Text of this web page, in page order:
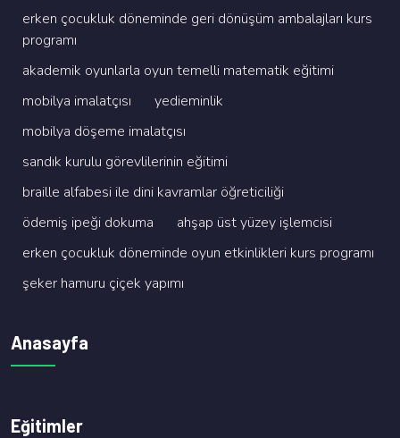
erken çocukluk dönemi̇nde geri̇ dönüşüm ambalajlari kurs
programi
akademi̇k oyunlarla oyun temelli̇ matemati̇k eği̇ti̇mi̇
mobi̇lya i̇malatçisi
yedi̇emi̇nli̇k
mobi̇lya döşeme i̇malatçisi
sandik kurulu görevli̇leri̇ni̇n eği̇ti̇mi̇
brai̇lle alfabesi̇ i̇le di̇ni̇ kavramlar öğreti̇ci̇li̇ği̇
ödemi̇ş i̇peği̇ dokuma
ahşap üst yüzey i̇şlemci̇si̇
erken çocukluk dönemi̇nde oyun etki̇nli̇kleri̇ kurs programi
şeker hamuru çi̇çek yapimi
Anasayfa
Eğitimler